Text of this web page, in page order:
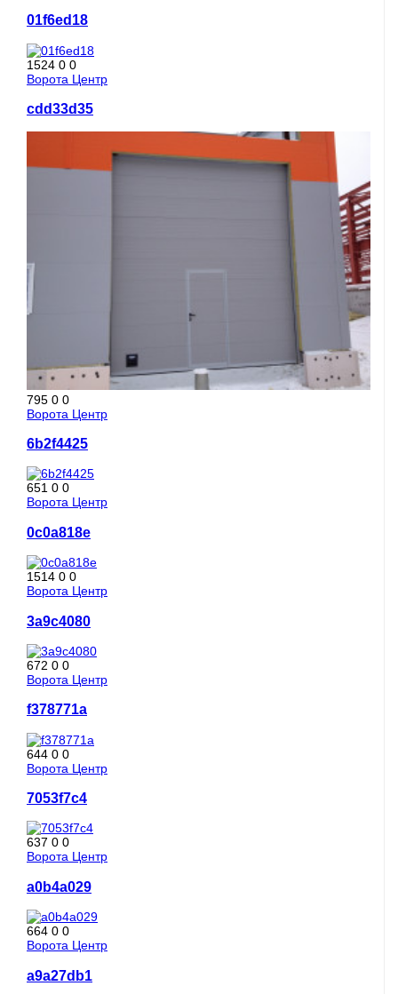
01f6ed18
1524 0 0
Ворота Центр
cdd33d35
795 0 0
Ворота Центр
6b2f4425
651 0 0
Ворота Центр
0c0a818e
1514 0 0
Ворота Центр
3a9c4080
672 0 0
Ворота Центр
f378771a
644 0 0
Ворота Центр
7053f7c4
637 0 0
Ворота Центр
a0b4a029
664 0 0
Ворота Центр
a9a27db1